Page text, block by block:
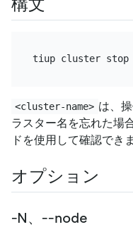
<cluster-name> は、
ラスター名を忘れた場
ドを使用して確認でき
オプション
-N、--node